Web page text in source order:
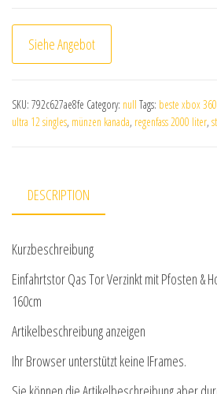
Siehe Angebot
SKU: 792c627ae8fe Category: null Tags: beste xbox
ultra 12 singles, münzen kanada, regenfass 2000 liter,
DESCRIPTION
Kurzbeschreibung
Einfahrtstor Qas Tor Verzinkt mit Pfosten &
160cm
Artikelbeschreibung anzeigen
Ihr Browser unterstützt keine IFrames.